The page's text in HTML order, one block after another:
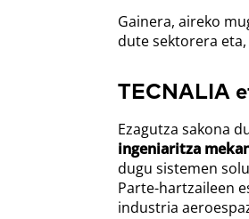
Gainera, aireko
dute sektorera
TECNALIA
Ezagutza sakona
ingeniaritza
dugu sistemen
Parte-hartzaileen
industria